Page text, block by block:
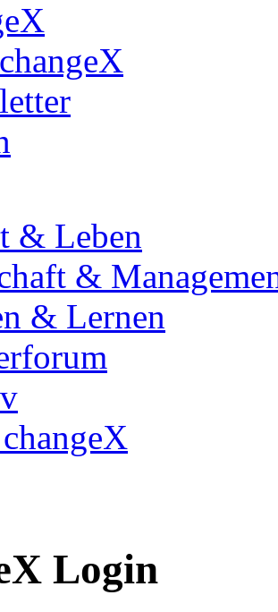
& Leben
&
& Lernen
Login